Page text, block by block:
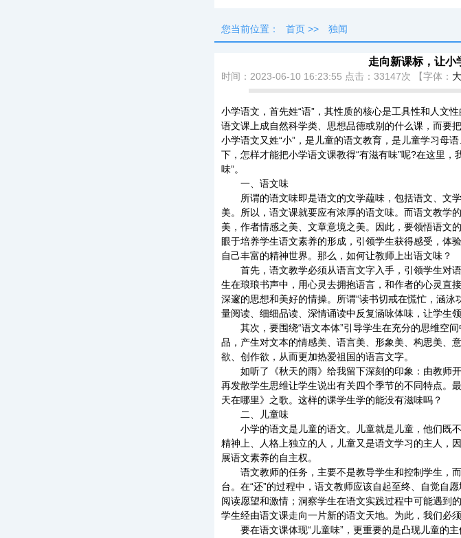
您当前位置： 首页 >> 独闻
走向新课标，让小
时间：2023-06-10 16:23:55 点击： 33147次 【字体： 大
小学语文，首先姓“语”，其性质的核心是工具性和人文
语文课上成自然科学类、思想品德或别的什么课，而要
小学语文又姓“小”，是儿童的语文教育，是儿童学习母
下，怎样才能把小学语文课教得“有滋有味”呢?在这里
味”。
一、语文味
所谓的语文味即是语文的文学藴味，包括语文、文
美。所以，语文课就要应有浓厚的语文味。而语文教学
美，作者情感之美、文章意境之美。因此，要领悟语文
眼于培养学生语文素养的形成，引领学生获得感受，体
自己丰富的精神世界。那么，如何让教师上出语文味？
首先，语文教学必须从语言文字入手，引领学生对
生在琅琅书声中，用心灵去拥抱语言，和作者的心灵直
深邃的思想和美好的情操。所谓“读书切戒在慌忙，涵
量阅读、细细品读、深情诵读中反复涵咏体味，让学生
其次，要围绕“语文本体”引导学生在充分的思维空
品，产生对文本的情感美、语言美、形象美、构思美、
欲、创作欲，从而更加热爱祖国的语言文字。
如听了《秋天的雨》给我留下深刻的印象：由教师开
再发散学生思维让学生说出有关四个季节的不同特点。
天在哪里》之歌。这样的课学生学的能没有滋味吗？
二、儿童味
小学的语文是儿童的语文。儿童就是儿童，他们既不
精神上、人格上独立的人，儿童又是语文学习的主人，
展语文素养的自主权。
语文教师的任务，主要不是教导学生和控制学生，
台。在“还”的过程中，语文教师应该自起至终、自觉自
阅读愿望和激情；洞察学生在语文实践过程中可能遇到
学生经由语文课走向一片新的语文天地。为此，我们必
要在语文课体现“儿童味”，更重要的是凸现儿童的主